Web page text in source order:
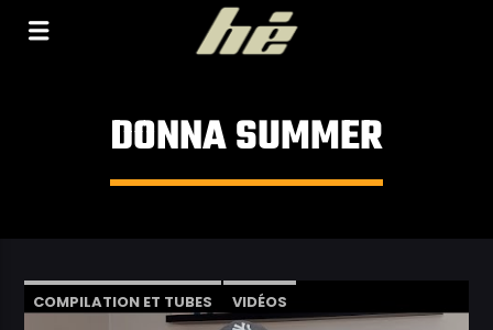
DONNA SUMMER
COMPILATION ET TUBES VIDÉOS